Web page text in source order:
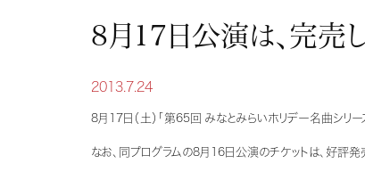
8月17日公演は、完売
2013.7.24
8月17日（土）「第65回 みなとみらいホリデー名曲シリー
なお、同プログラムの8月16日公演のチケットは、好評発